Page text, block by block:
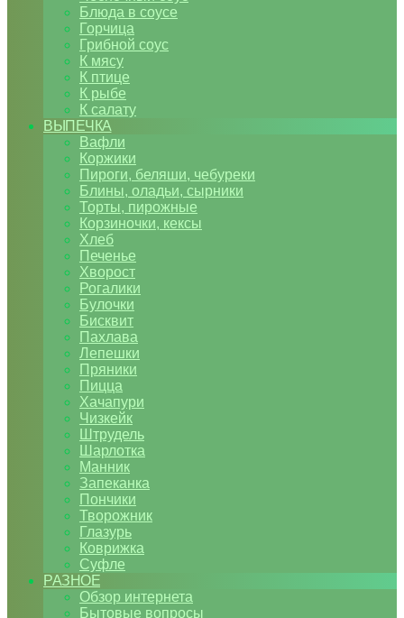
Блюда в соусе
Горчица
Грибной соус
К мясу
К птице
К рыбе
К салату
ВЫПЕЧКА
Вафли
Коржики
Пироги, беляши, чебуреки
Блины, оладьи, сырники
Торты, пирожные
Корзиночки, кексы
Хлеб
Печенье
Хворост
Рогалики
Булочки
Бисквит
Пахлава
Лепешки
Пряники
Пицца
Хачапури
Чизкейк
Штрудель
Шарлотка
Манник
Запеканка
Пончики
Творожник
Глазурь
Коврижка
Суфле
РАЗНОЕ
Обзор интернета
Бытовые вопросы